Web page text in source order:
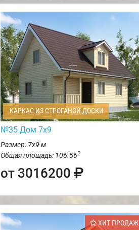
КАРКАС ИЗ СТРОГАНОЙ ДОСКИ
№35 Дом 7х9
Размер: 7х9 м
Общая площадь: 106.562
от 3016200
ХИТ ПРОДАЖ